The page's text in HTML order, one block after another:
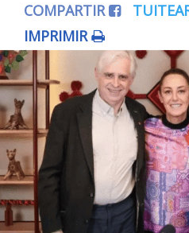
Editorial
Nacional
Colaboradores
Internacional
Cultura
COMPARTIR
IMPRIMIR